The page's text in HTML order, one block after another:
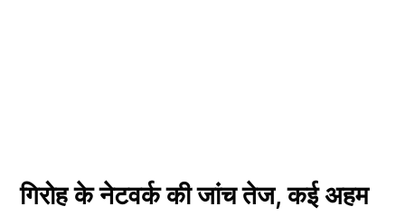
गिरोह के नेटवर्क की जांच तेज, कई अहम